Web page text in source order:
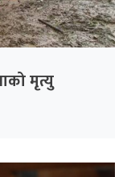
मृत्यु